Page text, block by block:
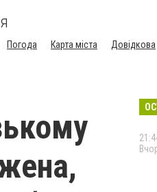
Погода Карта міста Довідкова